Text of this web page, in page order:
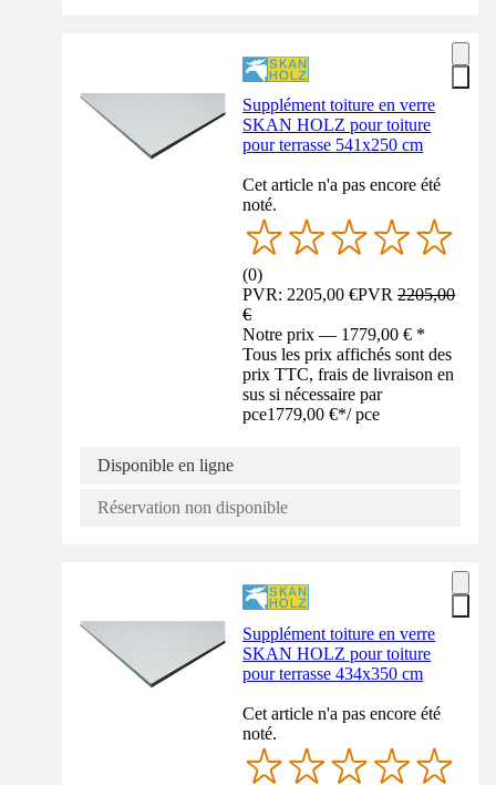
Supplément toiture en verre
SKAN HOLZ pour toiture
pour terrasse 541x250 cm
Cet article n'a pas encore été
noté.
(0)
PVR: 2205,00 €PVR2205,00
€
Notre prix — 1779,00 € *
Tous les prix affichés sont des
prix TTC, frais de livraison en
sus si nécessaire par
pce1779,00 €*/ pce
Disponible en ligne
Réservation non disponible
Supplément toiture en verre
SKAN HOLZ pour toiture
pour terrasse 434x350 cm
Cet article n'a pas encore été
noté.